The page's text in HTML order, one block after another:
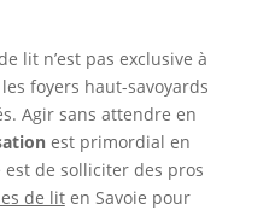
lit n’est pas exclusive à
foyers haut-savoyards
Agir sans attendre en
est primordial en
est de solliciter des pros
de liten Savoie pour